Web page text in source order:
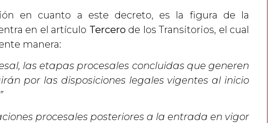
en cuanto a este decreto, es la figura de la
en el artículo Tercerode los Transitorios, el cual
manera:
las etapas procesales concluidas que generen
por las disposiciones legales vigentes al inicio
procesales posteriores a la entrada en vigor